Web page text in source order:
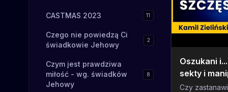
CASTMAS 2023 11
Czego nie powiedzą Ci
świadkowie Jehowy
2
Czym jest prawdziwa
miłość - wg. świadków
Jehowy
8
Oszukani
sekty i
TWÓJ
Czy